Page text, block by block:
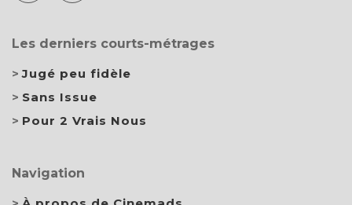
Les derniers courts-métrages
Jugé peu fidèle
Sans Issue
Pour 2 Vrais Nous
Navigation